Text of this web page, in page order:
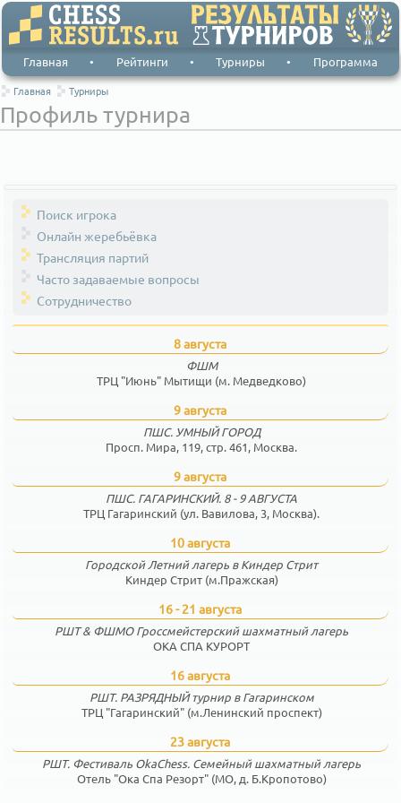
Главная • Рейтинги • Турниры • Программа
Главная Турниры
Профиль турнира
Поиск игрока
Онлайн жеребьёвка
Трансляция партий
Часто задаваемые вопросы
Сотрудничество
8 августа
ФШМ
ТРЦ "Июнь" Мытищи (м. Медведково)
9 августа
ПШС. УМНЫЙ ГОРОД
Просп. Мира, 119, стр. 461, Москва.
9 августа
ПШС. ГАГАРИНСКИЙ. 8 - 9 АВГУСТА
ТРЦ Гагаринский (ул. Вавилова, 3, Москва).
10 августа
Городской Летний лагерь в Киндер Стрит
Киндер Стрит (м.Пражская)
16 - 21 августа
РШТ & ФШМО Гроссмейстерский шахматный лагерь
ОКА СПА КУРОРТ
16 августа
РШТ. РАЗРЯДНЫЙ турнир в Гагаринском
ТРЦ "Гагаринский" (м.Ленинский проспект)
23 августа
РШТ. Фестиваль OkaChess. Семейный шахматный лагерь
Отель "Ока Спа Резорт" (МО, д. Б.Кропотово)